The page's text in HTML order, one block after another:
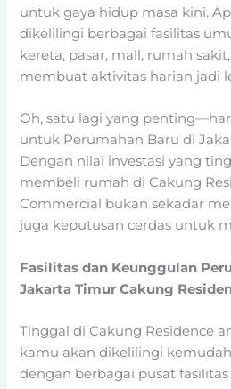
untuk gaya hidup masa kini.
dikelilingi berbagai fasilitas
kereta, pasar, mall, rumah
membuat aktivitas harian jadi
Oh, satu lagi yang
untuk Perumahan Baru di
Dengan nilai investasi yang
membeli rumah di Cakung
Commercial bukan sekadar
juga keputusan cerdas untuk
Fasilitas dan Keunggulan
Jakarta Timur Cakung
Tinggal di Cakung Residence
kamu akan dikelilingi
dengan berbagai pusat